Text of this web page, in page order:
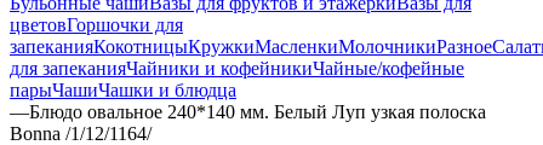
цветовГоршочки для
запеканияКокотницыКружкиМасленкиМолочникиРазное
для запеканияЧайники и кофейникиЧайные/кофейные
парыЧашиЧашки и блюдца
—Блюдо овальное 240*140 мм. Белый Луп узкая полоска
Bonna /1/12/1164/